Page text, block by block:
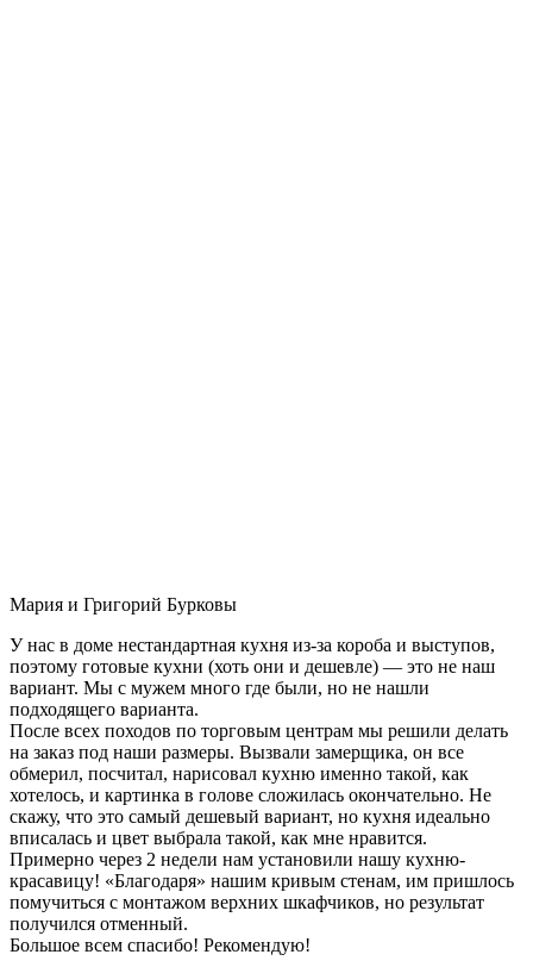
Мария и Григорий Бурковы
У нас в доме нестандартная кухня из-за короба и выступов,
поэтому готовые кухни (хоть они и дешевле) — это не наш
вариант. Мы с мужем много где были, но не нашли
подходящего варианта.
После всех походов по торговым центрам мы решили делать
на заказ под наши размеры. Вызвали замерщика, он все
обмерил, посчитал, нарисовал кухню именно такой, как
хотелось, и картинка в голове сложилась окончательно. Не
скажу, что это самый дешевый вариант, но кухня идеально
вписалась и цвет выбрала такой, как мне нравится.
Примерно через 2 недели нам установили нашу кухню-
красавицу! «Благодаря» нашим кривым стенам, им пришлось
помучиться с монтажом верхних шкафчиков, но результат
получился отменный.
Большое всем спасибо! Рекомендую!